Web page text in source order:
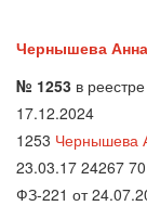
Чернышева
№ 1253 в
17.12.2024
1253 Чернышева
23.03.17 24267
ФЗ-221 от